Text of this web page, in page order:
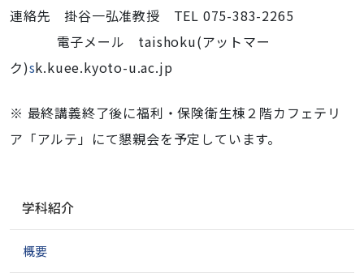
連絡先 掛谷一弘准教授 TEL 075-383-2265
電子メール taishoku(アットマー
ク)sk.kuee.kyoto-u.ac.jp
※ 最終講義終了後に福利・保険衛生棟２階カフェテリ
ア「アルテ」にて懇親会を予定しています。
ゲ
学科紹介
概要